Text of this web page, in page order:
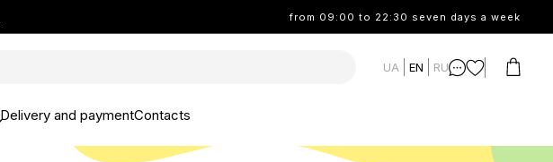
from 09:00 to 22:30 seven days a week
UA EN RU
Delivery and paymentContacts